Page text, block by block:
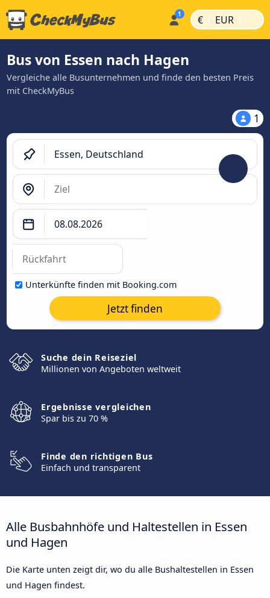
€ | EUR |
Bus von Essen nach Hagen
Vergleiche alle Busunternehmen und finde den besten Preis
mit CheckMyBus
1
Unterkünfte finden mit Booking.com
Jetzt finden
Suche dein Reiseziel
Millionen von Angeboten weltweit
Ergebnisse vergleichen
Spar bis zu 70 %
Finde den richtigen Bus
Einfach und transparent
Alle Busbahnhöfe und Haltestellen in Essen
und Hagen
Die Karte unten zeigt dir, wo du alle Bushaltestellen in Essen
und Hagen findest.